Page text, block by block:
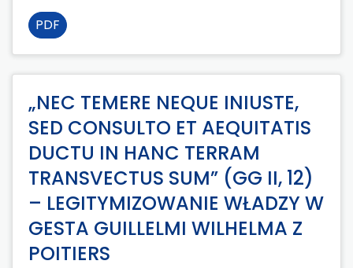
PDF
„NEC TEMERE NEQUE INIUSTE,
SED CONSULTO ET AEQUITATIS
DUCTU IN HANC TERRAM
TRANSVECTUS SUM” (GG II, 12)
– LEGITYMIZOWANIE WŁADZY W
GESTA GUILLELMI WILHELMA Z
POITIERS